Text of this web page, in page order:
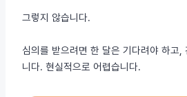
그렇지 않습니다.
심의를 받으려면 한 달은 기다려야 하고,
니다. 현실적으로 어렵습니다.